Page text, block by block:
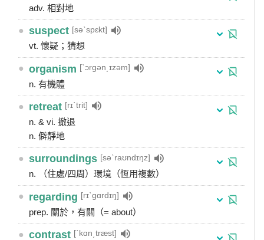
adv. 相對地
● suspect [səˋspɛkt]
vt. 懷疑；猜想
● organism [ˋɔrgən͵ɪzəm]
n. 有機體
● retreat [rɪˋtrit]
n. & vi. 撤退
n. 僻靜地
● surroundings [səˋraʊndɪŋz]
n. （住處/四周）環境（恆用複數）
● regarding [rɪˋgɑrdɪŋ]
prep. 關於，有關（= about）
● contrast [ˋkɑn͵træst]